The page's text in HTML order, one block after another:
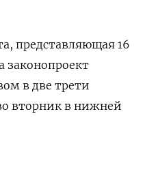
представляющая 16
законопроект
в две трети
вторник в нижней